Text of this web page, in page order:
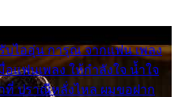
ไออุ่น การุณ จากแฟน เพลง
อแฟนเพลง ให้กำลังใจ น้ำใจ
ที่ ปราณีหลั่งไหล ผมขอฝาก